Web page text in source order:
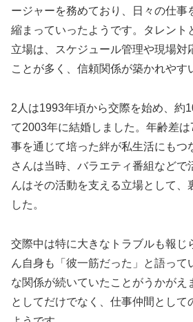
ージャーを務めており、日々の仕事
縮まっていったようです。タレント
立場は、スケジュール管理や現場対
ことが多く、信頼関係が築かれやす
2人は1993年頃から交際を始め、約
て2003年に結婚しました。年齢差
事を通じて培った絆が私生活にもつ
さんは当時、バラエティ番組などで
んはその活動を支える立場として、
した。
交際中は特に大きなトラブルも報じ
ん自身も「彼一筋だった」と語って
な関係が続いていたことがうかがえ
としてだけでなく、仕事仲間として